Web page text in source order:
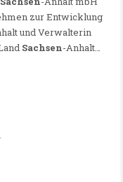
zur Entwicklung
und Verwalterin
Sachsen-Anhalt…